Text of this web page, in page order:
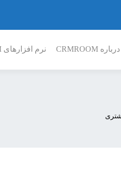
درباره CRMROOM نرم افزارهای CRM